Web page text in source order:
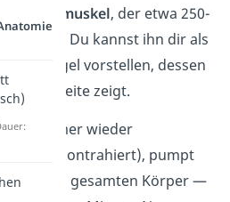
Hohlmuskel, der etwa 250-
wiegt. Du kannst ihn dir als
Kegel vorstellen, dessen
linken Seite zeigt.
sich immer wieder
(kontrahiert), pumpt
durch den gesamten Körper —